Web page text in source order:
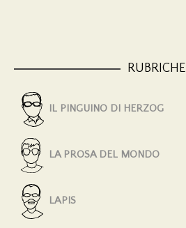
RUBRICHE
IL PINGUINO DI HERZOG
LA PROSA DEL MONDO
LAPIS